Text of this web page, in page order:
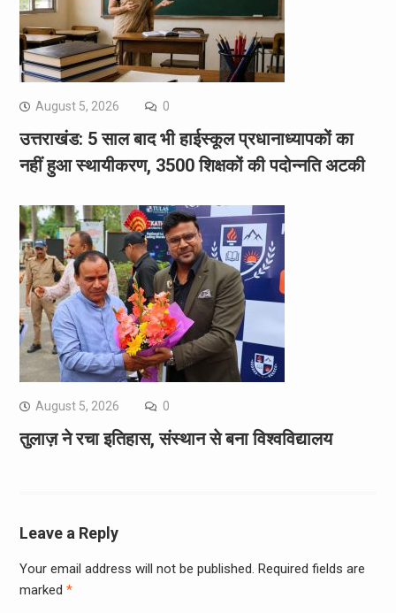
August 5, 2026 0
उत्तराखंड: 5 साल बाद भी हाईस्कूल प्रधानाध्यापकों का
नहीं हुआ स्थायीकरण, 3500 शिक्षकों की पदोन्नति अटकी
August 5, 2026 0
तुलाज़ ने रचा इतिहास, संस्थान से बना विश्वविद्यालय
Leave a Reply
Your email address will not be published. Required fields are
marked *